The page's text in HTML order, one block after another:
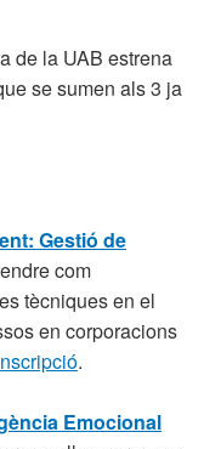
de la UAB estrena
se sumen als 3 ja
Gestió de
com
tècniques en el
en corporacions
.
Emocional